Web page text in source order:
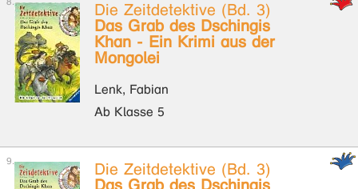
Die Zeitdetektive (Bd. 3)
Das Grab des Dschingis
Khan - Ein Krimi aus der
Mongolei
Lenk, Fabian
Ab Klasse 5
Die Zeitdetektive (Bd. 3)